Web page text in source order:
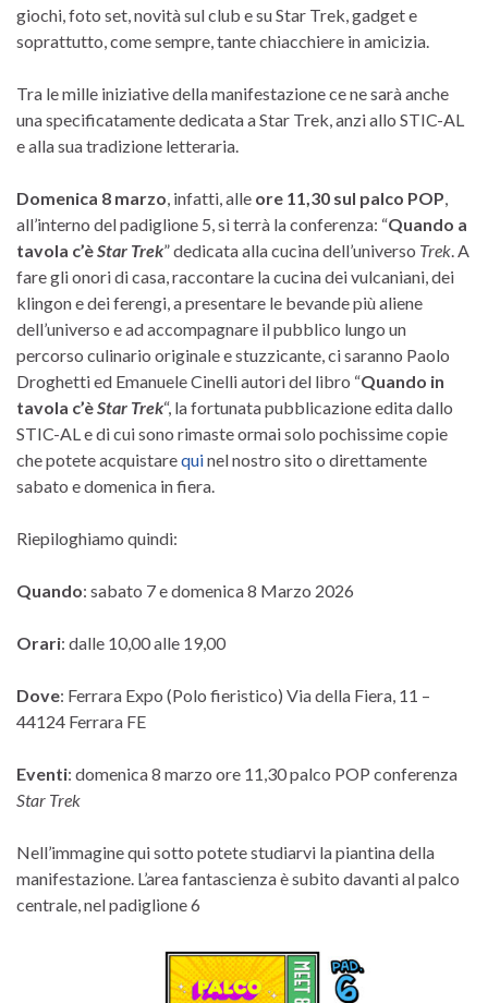
giochi, foto set, novità sul club e su Star Trek, gadget e
soprattutto, come sempre, tante chiacchiere in amicizia.
Tra le mille iniziative della manifestazione ce ne sarà anche
una specificatamente dedicata a Star Trek, anzi allo STIC-AL
e alla sua tradizione letteraria.
Domenica 8 marzo, infatti, alle ore 11,30 sul palco POP,
all’interno del padiglione 5, si terrà la conferenza: “Quando a
tavola c’èStar Trek” dedicata alla cucina dell’universo Trek. A
fare gli onori di casa, raccontare la cucina dei vulcaniani, dei
klingon e dei ferengi, a presentare le bevande più aliene
dell’universo e ad accompagnare il pubblico lungo un
percorso culinario originale e stuzzicante, ci saranno Paolo
Droghetti ed Emanuele Cinelli autori del libro “Quando in
tavola c’èStar Trek“, la fortunata pubblicazione edita dallo
STIC-AL e di cui sono rimaste ormai solo pochissime copie
che potete acquistarequinel nostro sito o direttamente
sabato e domenica in fiera.
Riepiloghiamo quindi:
Quando: sabato 7 e domenica 8 Marzo 2026
Orari: dalle 10,00 alle 19,00
Dove: Ferrara Expo (Polo fieristico) Via della Fiera, 11 –
44124 Ferrara FE
Eventi: domenica 8 marzo ore 11,30 palco POP conferenza
Star Trek
Nell’immagine qui sotto potete studiarvi la piantina della
manifestazione. L’area fantascienza è subito davanti al palco
centrale, nel padiglione 6